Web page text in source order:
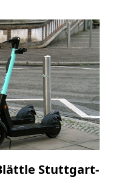
Stuttgart-